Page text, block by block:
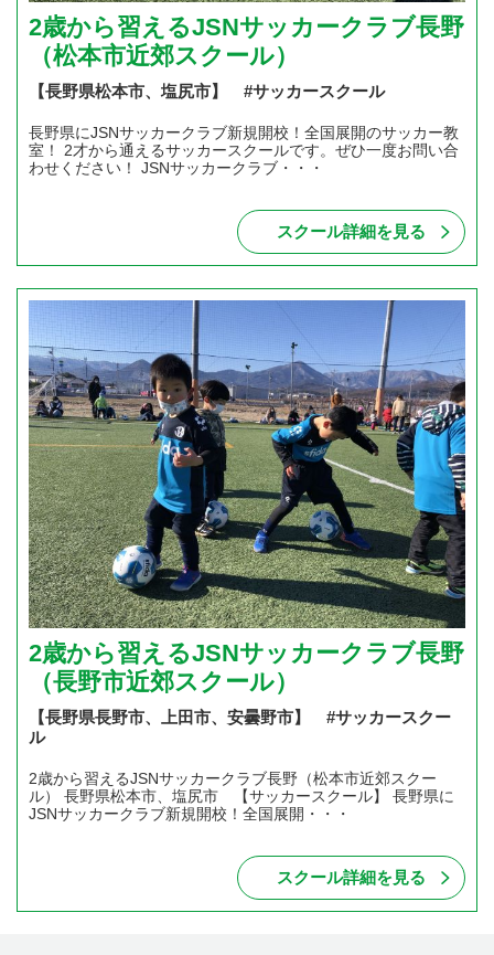
2歳から習えるJSNサッカークラブ長野
（松本市近郊スクール）
【長野県松本市、塩尻市】 #サッカースクール
長野県にJSNサッカークラブ新規開校！全国展開のサッカー教
室！ 2才から通えるサッカースクールです。ぜひ一度お問い合
わせください！ JSNサッカークラブ・・・
スクール詳細を見る
2歳から習えるJSNサッカークラブ長野
（長野市近郊スクール）
【長野県長野市、上田市、安曇野市】 #サッカースクー
ル
2歳から習えるJSNサッカークラブ長野（松本市近郊スクー
ル） 長野県松本市、塩尻市 【サッカースクール】 長野県に
JSNサッカークラブ新規開校！全国展開・・・
スクール詳細を見る